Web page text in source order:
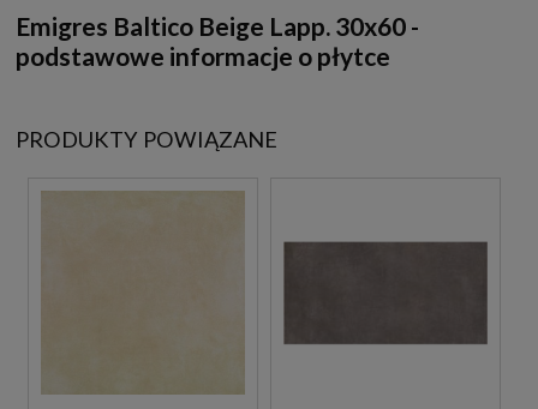
Emigres Baltico Beige Lapp. 30x60 -
podstawowe informacje o płytce
PRODUKTY POWIĄZANE